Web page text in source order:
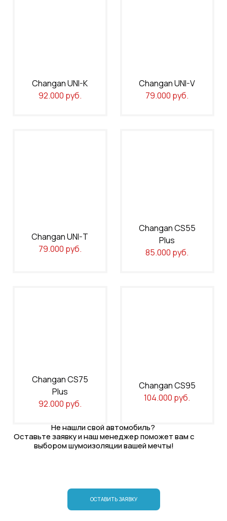
Changan UNI-K
92.000 руб.
Changan UNI-V
79.000 руб.
Changan UNI-T
79.000 руб.
Changan CS55
Plus
85.000 руб.
Changan CS75
Plus
92.000 руб.
Changan CS95
104.000 руб.
ОСТАВИТЬ ЗАЯВКУ
Не нашли свой автомобиль?
Оставьте заявку и наш менеджер поможет вам с
выбором шумоизоляции вашей мечты!